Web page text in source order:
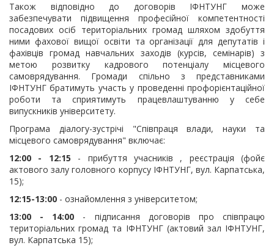
Також відповідно до договорів ІФНТУНГ може
забезпечувати підвищення професійної компетентності
посадових осіб територіальних громад шляхом здобуття
ними фахової вищої освіти та організації для депутатів і
фахівців громад навчальних заходів (курсів, семінарів) з
метою розвитку кадрового потенціалу місцевого
самоврядування. Громади спільно з представниками
ІФНТУНГ братимуть участь у проведенні профорієнтаційної
роботи та сприятимуть працевлаштуванню у себе
випускників університету.
Програма діалогу-зустрічі "Співпраця влади, науки та
місцевого самоврядування" включає:
12:00 - 12:15 - прибуття учасників , реєстрація (фойє
актового залу головного корпусу ІФНТУНГ, вул. Карпатська,
15);
12:15-13:00 - ознайомлення з університетом;
13:00 - 14:00 - підписання договорів про співпрацю
територіальних громад та ІФНТУНГ (актовий зал ІФНТУНГ,
вул. Карпатська 15);